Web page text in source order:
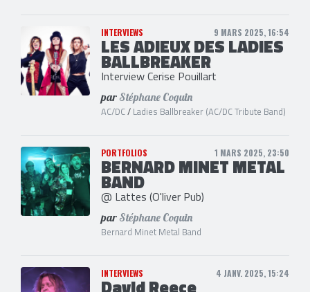
INTERVIEWS 9 MARS 2025, 16:54
LES ADIEUX DES LADIES
BALLBREAKER
Interview Cerise Pouillart
par Stéphane Coquin
AC/DC/ Ladies Ballbreaker (AC/DC Tribute Band)
PORTFOLIOS 1 MARS 2025, 23:50
BERNARD MINET METAL
BAND
@ Lattes (O'liver Pub)
par Stéphane Coquin
Bernard Minet Metal Band
INTERVIEWS 4 JANV. 2025, 15:24